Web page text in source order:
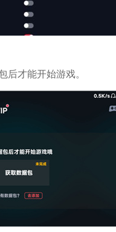
后才能开始游戏。